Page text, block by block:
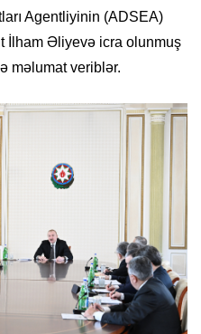
Agentliyinin (ADSEA)
İlham Əliyevə icra olunmuş
məlumat veriblər.